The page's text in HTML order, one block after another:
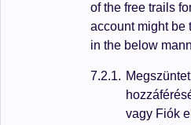
of the free trails
account might be
in the below
vagy Fiók